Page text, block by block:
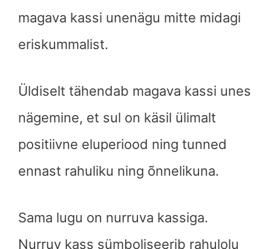
magava kassi unenägu mitte midagi
eriskummalist.
Üldiselt tähendab magava kassi unes
nägemine, et sul on käsil ülimalt
positiivne eluperiood ning tunned
ennast rahuliku ning õnnelikuna.
Sama lugu on nurruva kassiga.
Nurruv kass sümboliseerib rahulolu